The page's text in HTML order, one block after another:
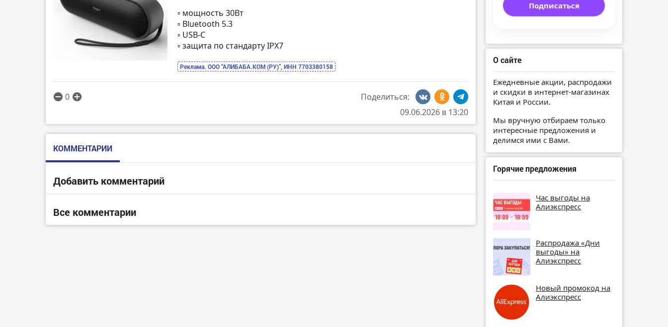
▫️ мощность 30Вт
▫️ Bluetooth 5.3
▫️ USB-C
▫️ защита по стандарту IPX7
Реклама. ООО “АЛИБАБА.КОМ (РУ)”, ИНН 7703380158
0
Поделиться:
09.06.2026 в 13:20
КОММЕНТАРИИ
Добавить комментарий
Все комментарии
Подписаться
О сайте
Ежедневные акции, распродажи
и скидки в интернет-магазинах
Китая и России.
Мы вручную отбираем только
интересные предложения и
делимся ими с Вами.
Горячие предложения
Час выгоды на
Алиэкспресс
Распродажа «Дни
выгоды» на
Алиэкспресс
Новый промокод на
Алиэкспресс